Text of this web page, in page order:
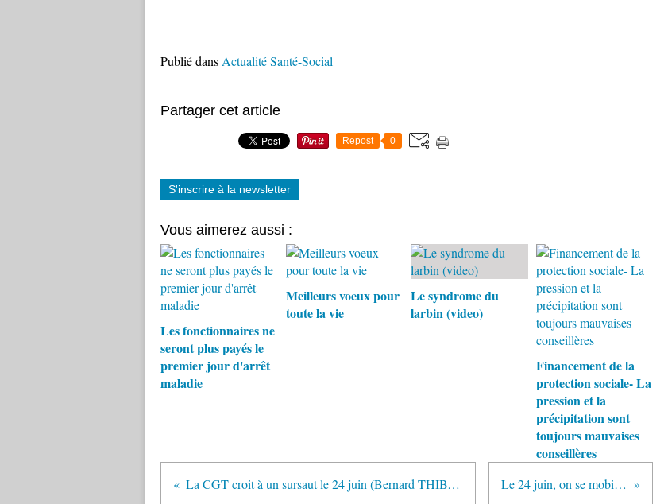
Publié dans Actualité Santé-Social
Partager cet article
Repost 0
S'inscrire à la newsletter
Vous aimerez aussi :
Les fonctionnaires ne
seront plus payés le
premier jour d'arrêt
maladie
Meilleurs voeux pour
toute la vie
Le syndrome du
larbin (video)
Financement de la
protection sociale- La
pression et la
précipitation sont
toujours mauvaises
conseillères
La CGT croit à un sursaut le 24 juin (Bernard THIBAULT) Le 24 juin, on se mobilise !